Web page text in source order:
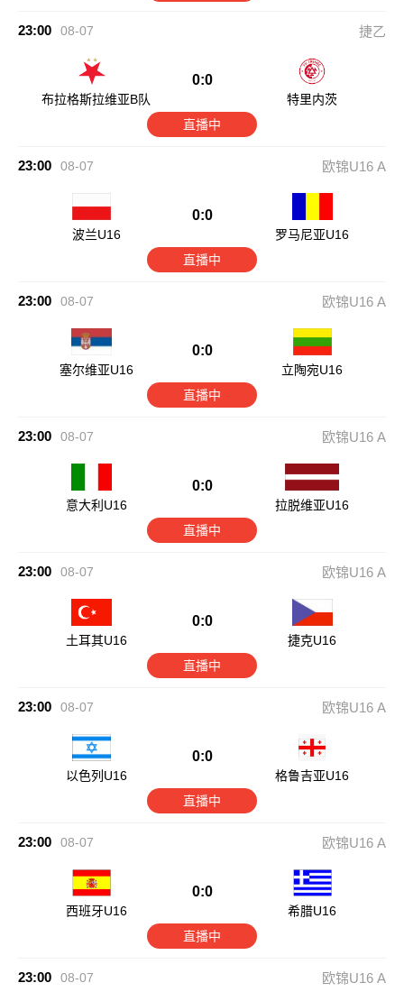
23:00 08-07 捷乙
布拉格斯拉维亚B队
0:0
特里内茨
直播中
23:00 08-07 欧锦U16 A
波兰U16
0:0
罗马尼亚U16
直播中
23:00 08-07 欧锦U16 A
塞尔维亚U16
0:0
立陶宛U16
直播中
23:00 08-07 欧锦U16 A
意大利U16
0:0
拉脱维亚U16
直播中
23:00 08-07 欧锦U16 A
土耳其U16
0:0
捷克U16
直播中
23:00 08-07 欧锦U16 A
以色列U16
0:0
格鲁吉亚U16
直播中
23:00 08-07 欧锦U16 A
西班牙U16
0:0
希腊U16
直播中
23:00 08-07 欧锦U16 A